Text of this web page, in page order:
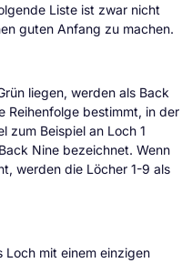
Liste ist zwar nicht
guten Anfang zu machen.
liegen, werden als Back
Reihenfolge bestimmt, in der
zum Beispiel an Loch 1
Nine bezeichnet. Wenn
werden die Löcher 1-9 als
Loch mit einem einzigen